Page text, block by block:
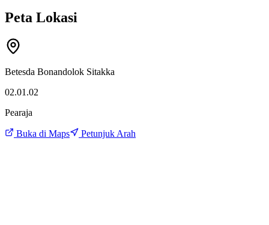
Peta Lokasi
Betesda Bonandolok Sitakka
02.01.02
Pearaja
Buka di Maps Petunjuk Arah